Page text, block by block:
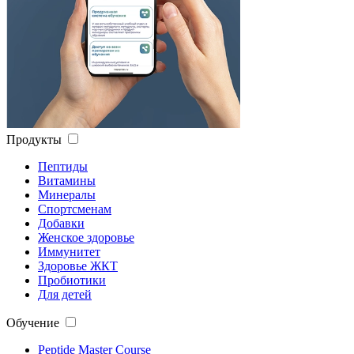
Продукты
Пептиды
Витамины
Минералы
Спортсменам
Добавки
Женское здоровье
Иммунитет
Здоровье ЖКТ
Пробиотики
Для детей
Обучение
Peptide Master Course